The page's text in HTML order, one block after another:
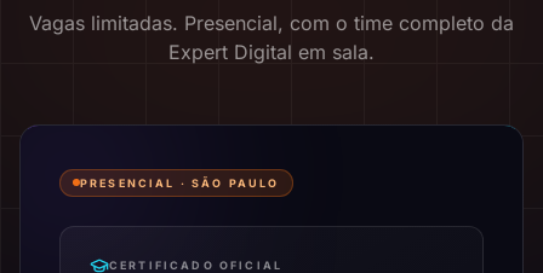
Vagas limitadas. Presencial, com o time completo da
Expert Digital em sala.
PRESENCIAL ·SÃO PAULO
CERTIFICADO OFICIAL